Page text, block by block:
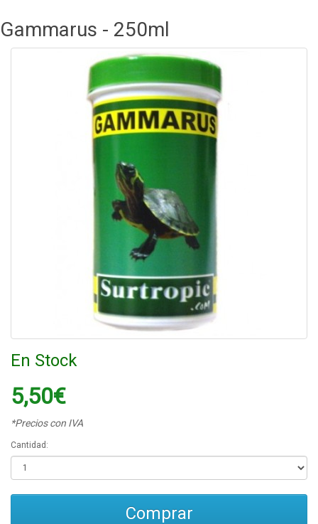
Gammarus - 250ml
En Stock
5,50€
*Precios con IVA
Cantidad:
Comprar